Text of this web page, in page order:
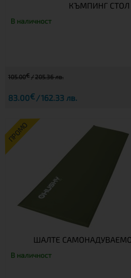
КЪМПИНГ СТОЛ
В наличност
105.00€ 205.36 лв.
83.00€ 162.33 лв.
ПРОМО
ШАЛТЕ САМОНАДУВАЕМО
В наличност